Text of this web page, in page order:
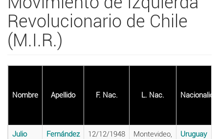
Revolucionario de Chile
(M.I.R.)
Nombre Apellido F. Nac. L. Nac.
Julio
Fernández 12/12/1948
Montevideo,
Uruguay